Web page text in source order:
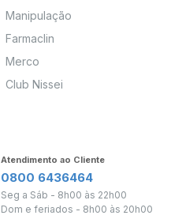
Manipulação
Farmaclin
Merco
Club Nissei
Atendimento ao Cliente
0800 6436464
Seg a Sáb - 8h00 às 22h00
Dom e feriados - 8h00 às 20h00